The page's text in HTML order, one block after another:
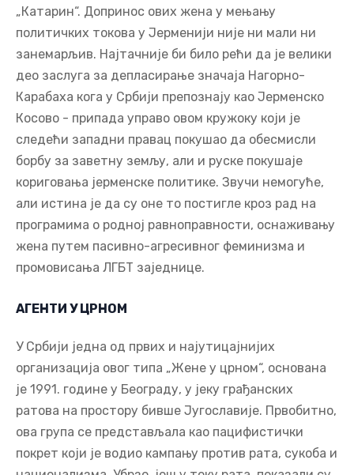
„Катарин“. Допринос ових жена у мењању
политичких токова у Јерменији није ни мали ни
занемарљив. Најтачније би било рећи да је велики
део заслуга за депласирање значаја Нагорно-
Карабаха кога у Србији препознају као Јерменско
Косово - припада управо овом кружоку који је
следећи западни правац покушао да обесмисли
борбу за заветну земљу, али и руске покушаје
кориговања јерменске политике. Звучи немогуће,
али истина је да су оне то постигле кроз рад на
програмима о родној равноправности, оснаживању
жена путем пасивно-агресивног феминизма и
промовисања ЛГБТ заједнице.
АГЕНТИ У ЦРНОМ
У Србији једна од првих и најутицајнијих
организација овог типа „Жене у црном“, основана
је 1991. године у Београду, у јеку грађанских
ратова на простору бивше Југославије. Првобитно,
ова група се представљала као пацифистички
покрет који је водио кампању против рата, сукоба и